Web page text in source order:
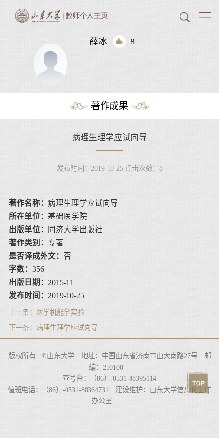
薛冰 8
著作成果
病理生理学应试向导
发布时间：2019-10-25 点击次数： 8
著作名称： 病理生理学应试向导
所在单位： 基础医学院
出版单位：
同济大学出版社
著作类别： 专著
是否译成外文： 否
字数： 356
出版日期： 2015-11
发布时间： 2019-10-25
上一条：
医学机能学实验
下一条： 病理生理学应试向导
版权所有 ©山东大学 地址：中国山东省济南市山大南路27号 邮
编：250100
查号台：（86）-0531-88395114
值班电话：（86）-0531-88364731 建设维护：山东大学信息化工作
办公室